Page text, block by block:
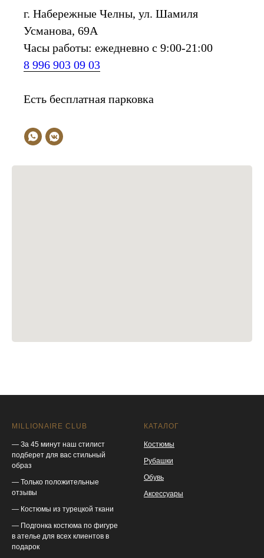
г. Набережные Челны, ул. Шамиля
Усманова, 69А
Часы работы: ежедневно с 9:00-21:00
8 996 903 09 03
Есть бесплатная парковка
MILLIONAIRE CLUB
— За 45 минут наш стилист
подберет для вас стильный
образ
— Только положительные
отзывы
— Костюмы из турецкой ткани
— Подгонка костюма по фигуре
в ателье для всех клиентов в
подарок
КАТАЛОГ
Костюмы
Рубашки
Обувь
Аксессуары